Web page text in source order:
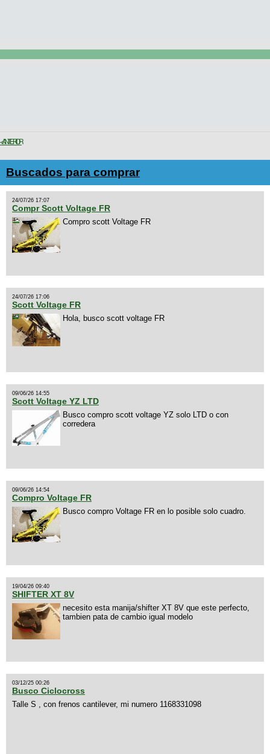
< ANTERIOR
Buscados para comprar
24/07/26 17:07
Compr Scott Voltage FR
Compro scott Voltage FR
24/07/26 17:06
Scott Voltage FR
Hola, busco scott voltage FR
09/06/26 14:55
Scott Voltage YZ LTD
Busco compro scott voltage YZ solo LTD o con
corredera
09/06/26 14:54
Compro Voltage FR
Busco compro Voltage FR en lo posible solo cuadro.
19/04/26 09:40
SHIFTER XT 8V
necesito esta manija/shifter XT 8V que este perfecto,
tambien pata de cambio igual modelo
03/12/25 00:26
Busco Ciclocross
Talle S , con frenos cantilever, mi numero 1168331098